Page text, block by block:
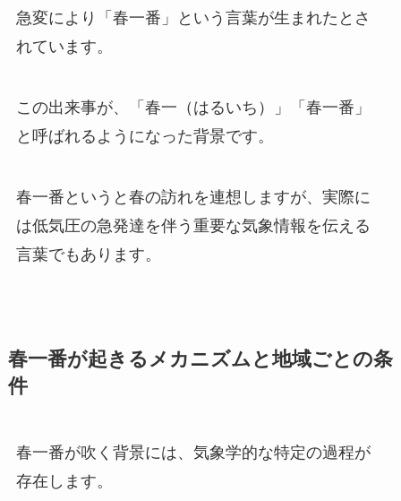
急変により「春一番」という言葉が生まれたとさ
れています。
この出来事が、「春一（はるいち）」「春一番」
と呼ばれるようになった背景です。
春一番というと春の訪れを連想しますが、実際に
は低気圧の急発達を伴う重要な気象情報を伝える
言葉でもあります。
春一番が起きるメカニズムと地域ごとの条
件
春一番が吹く背景には、気象学的な特定の過程が
存在します。